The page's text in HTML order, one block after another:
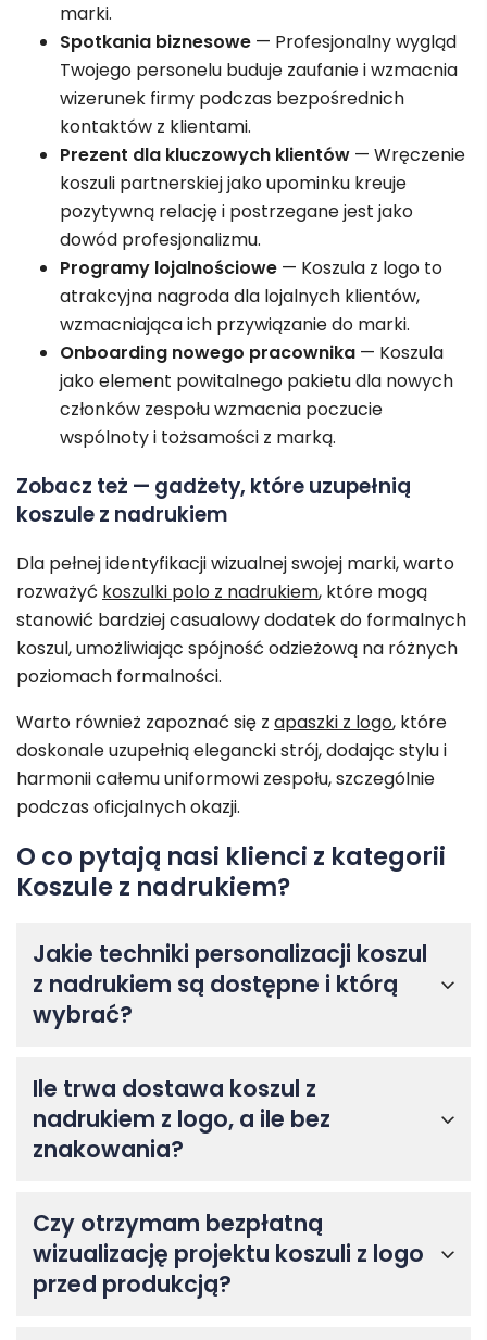
marki.
Spotkania biznesowe — Profesjonalny wygląd
Twojego personelu buduje zaufanie i wzmacnia
wizerunek firmy podczas bezpośrednich
kontaktów z klientami.
Prezent dla kluczowych klientów — Wręczenie
koszuli partnerskiej jako upominku kreuje
pozytywną relację i postrzegane jest jako
dowód profesjonalizmu.
Programy lojalnościowe — Koszula z logo to
atrakcyjna nagroda dla lojalnych klientów,
wzmacniająca ich przywiązanie do marki.
Onboarding nowego pracownika — Koszula
jako element powitalnego pakietu dla nowych
członków zespołu wzmacnia poczucie
wspólnoty i tożsamości z marką.
Zobacz też — gadżety, które uzupełnią
koszule z nadrukiem
Dla pełnej identyfikacji wizualnej swojej marki, warto
rozważyć koszulki polo z nadrukiem, które mogą
stanowić bardziej casualowy dodatek do formalnych
koszul, umożliwiając spójność odzieżową na różnych
poziomach formalności.
Warto również zapoznać się z apaszki z logo, które
doskonale uzupełnią elegancki strój, dodając stylu i
harmonii całemu uniformowi zespołu, szczególnie
podczas oficjalnych okazji.
O co pytają nasi klienci z kategorii
Koszule z nadrukiem?
Jakie techniki personalizacji koszul
z nadrukiem są dostępne i którą
wybrać?
Ile trwa dostawa koszul z
nadrukiem z logo, a ile bez
znakowania?
Czy otrzymam bezpłatną
wizualizację projektu koszuli z logo
przed produkcją?